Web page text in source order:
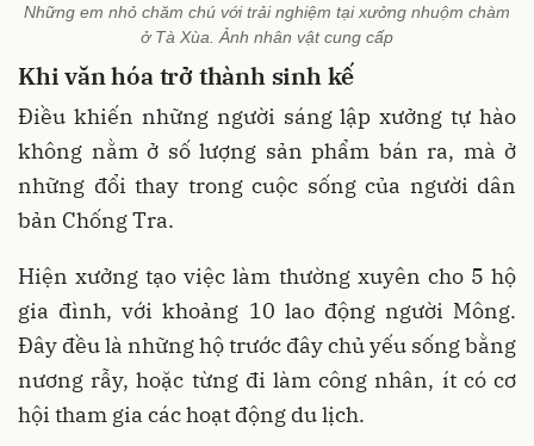
Những em nhỏ chăm chú với trải nghiệm tại xưởng nhuộm chàm
ở Tà Xùa. Ảnh nhân vật cung cấp
Khi văn hóa trở thành sinh kế
Điều khiến những người sáng lập xưởng tự hào
không nằm ở số lượng sản phẩm bán ra, mà ở
những đổi thay trong cuộc sống của người dân
bản Chống Tra.
Hiện xưởng tạo việc làm thường xuyên cho 5 hộ
gia đình, với khoảng 10 lao động người Mông.
Đây đều là những hộ trước đây chủ yếu sống bằng
nương rẫy, hoặc từng đi làm công nhân, ít có cơ
hội tham gia các hoạt động du lịch.